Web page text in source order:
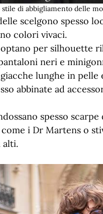
di abbigliamento delle
scelgono spesso
colori vivaci.
per silhouette
neri e
lunghe in
abbinate ad
spesso
i Dr Martens o
alti.